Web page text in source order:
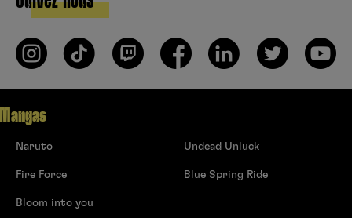
Mangas
Naruto
Fire Force
Bloom into you
Undead Unluck
Blue Spring Ride